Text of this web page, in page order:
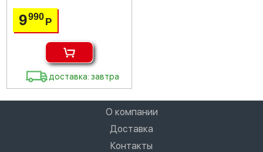
9990Р
доставка: завтра
О компании
Доставка
Контакты